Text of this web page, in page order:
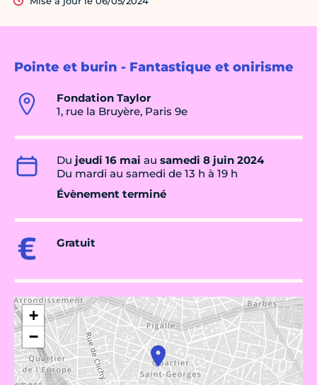
Pointe et burin - Fantastique et onirisme
Fondation Taylor
1, rue la Bruyère, Paris 9e
Du jeudi 16 mai au samedi 8 juin 2024
Du mardi au samedi de 13 h à 19 h
Évènement terminé
Gratuit
+
−